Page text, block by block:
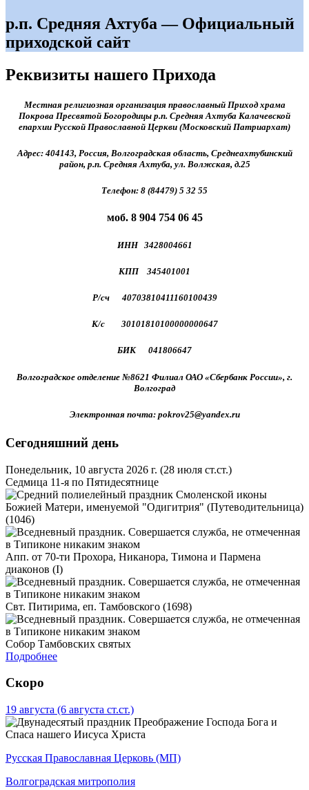
р.п. Средняя Ахтуба — Официальный
приходской сайт
Реквизиты нашего Прихода
Местная религиозная организация православный Приход храма
Покрова Пресвятой Богородицы р.п. Средняя Ахтуба Калачевской
епархии Русской Православной Церкви (Московский Патриархат)
Адрес: 404143, Россия, Волгоградская область, Среднеахтубинский
район, р.п. Средняя Ахтуба, ул. Волжская, д.25
Телефон: 8 (84479) 5 32 55
моб. 8 904 754 06 45
ИНН 3428004661
КПП 345401001
Р/сч 40703810411160100439
К/с 30101810100000000647
БИК 041806647
Волгоградское отделение №8621 Филиал ОАО «Сбербанк России», г.
Волгоград
Электронная почта: pokrov25@yandex.ru
Сегодняшний день
Понедельник, 10 августа 2026 г. (28 июля ст.ст.)
Седмица 11-я по Пятидесятнице
Смоленской иконы
Божией Матери, именуемой "Одигитрия" (Путеводительница)
(1046)
Апп. от 70-ти Прохора, Никанора, Тимона и Пармена
диаконов (I)
Свт. Питирима, еп. Тамбовского (1698)
Собор Тамбовских святых
Подробнее
Скоро
19 августа (6 августа ст.ст.)
Преображение Господа Бога и
Спаса нашего Иисуса Христа
Русская Православная Церковь (МП)
Волгоградская митрополия